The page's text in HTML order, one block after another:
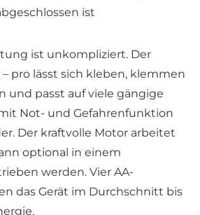
ist
ist unkompliziert. Der
– pro lässt sich kleben, klemmen
und passt auf viele gängige
Not- und Gefahrenfunktion
Der kraftvolle Motor arbeitet
optional in einem
werden. Vier AA-
das Gerät im Durchschnitt bis